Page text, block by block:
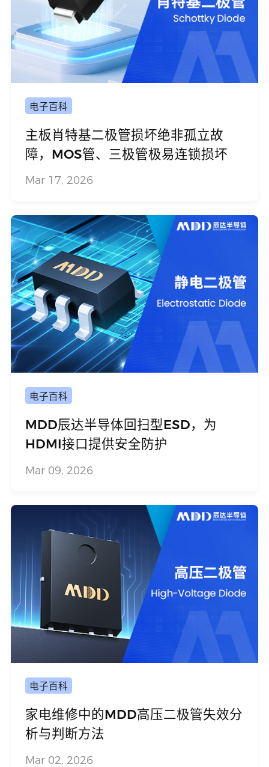
电子百科
主板肖特基二极管损坏绝非孤立故
障，MOS管、三极管极易连锁损坏
Mar 17, 2026
电子百科
MDD辰达半导体回扫型ESD，为
HDMI接口提供安全防护
Mar 09, 2026
电子百科
家电维修中的MDD高压二极管失效分
析与判断方法
Mar 02, 2026